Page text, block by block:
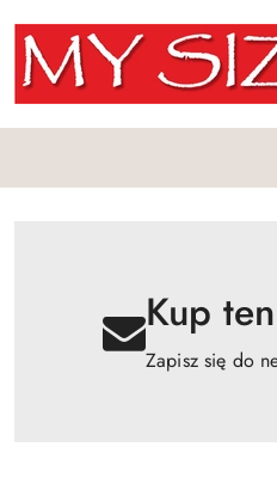
Przejdź do treści
Przejdź do
Przejdź do moje konto
Przejdź do menu
Przejdź do opisu
Przejdź do stopki
Kup
Zapisz się do